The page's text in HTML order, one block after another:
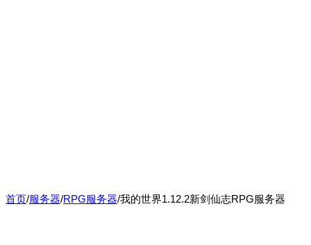
首页/服务器/RPG服务器/我的世界1.12.2新剑仙志RPG服务器